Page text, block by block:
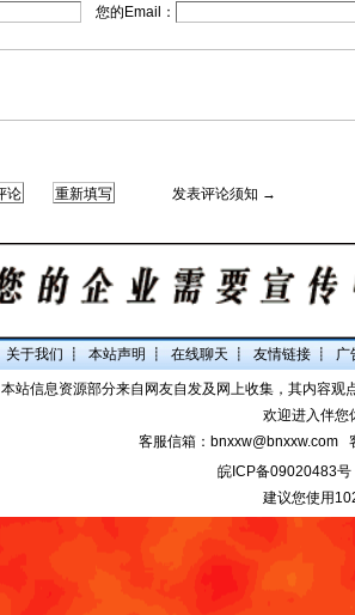
您的Email：
发表评论须知 →
关于我们 ┋ 本站声明 ┋ 在线聊天 ┋ 友情链接 ┋ 广
本站信息资源部分来自网友自发及网上收集，其内容
欢迎进入伴您
客服信箱：bnxxw@bnxxw.com
皖ICP备09020483号
建议您使用